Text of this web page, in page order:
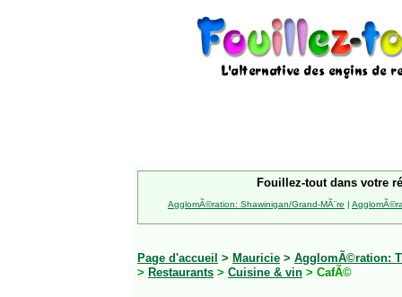
Fouillez-tout dans votre
AgglomÃ©ration: Shawinigan/Grand-MÃ¨re |
Page d'accueil > Mauricie > AgglomÃ©ration:
> Restaurants > Cuisine & vin > CafÃ©